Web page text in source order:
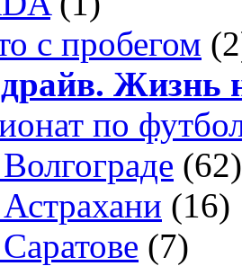
с пробегом
Жизнь
по
(62)
(16)
(7)